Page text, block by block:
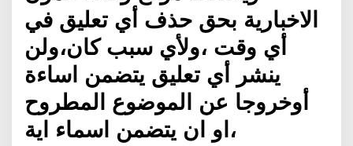
الاخبارية بحق حذف أي تعليق في
أي وقت ،ولأي سبب كان،ولن
ينشر أي تعليق يتضمن اساءة
أوخروجا عن الموضوع المطروح
،او ان يتضمن اسماء اية